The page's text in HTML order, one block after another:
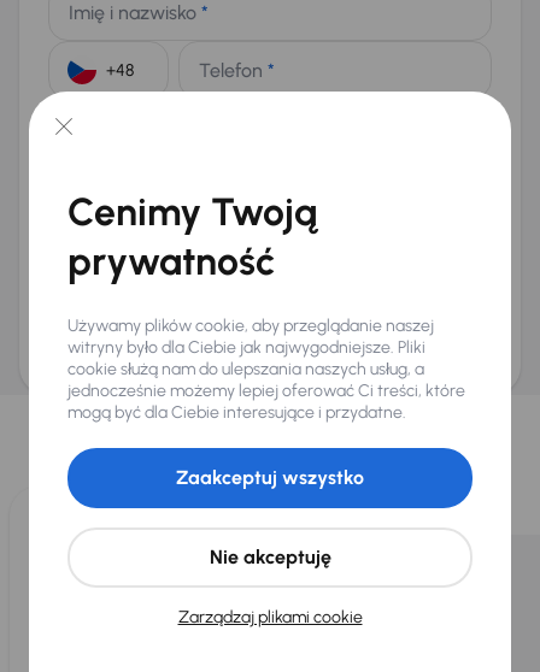
Imię i nazwisko *
Telefon *
E-mail
Na numer telefonu (opcjonalnie)
Wyślij zapytanie
ani zagwarantowaną dostępnością pojazdu. AURES Holdings a.s., z siedzibą
Dopraváků 874/15, Čimice, 184 00 Praga 8, będzie przechowywać i przetwarzać
Twoje dane osobowe zgodnie z zasadami ochrony i przetwarzaniadanych
osobowych
Wybraliśmy dla Ciebie
Wybieramy dla Ciebienajlepsze pojazdyz naszej oferty. Kupimy
dla Ciebiedo 400 pojazdówkażdego dnia.
Cenimy Twoją
prywatność
Używamy plików cookie, aby przeglądanie naszej
witryny było dla Ciebie jak najwygodniejsze. Pliki
cookie służą nam do ulepszania naszych usług, a
jednocześnie możemy lepiej oferować Ci treści, które
mogą być dla Ciebie interesujące i przydatne.
Zarządzaj plikami cookie
Nie akceptuję
Zaakceptuj wszystko